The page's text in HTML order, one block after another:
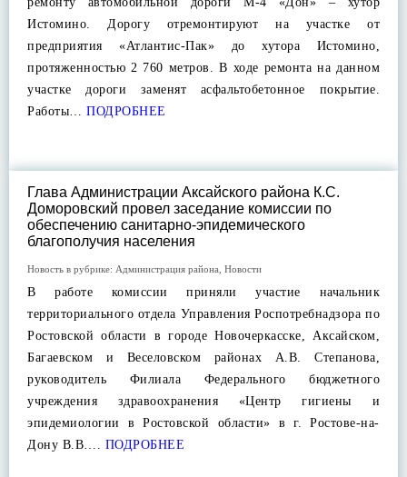
Истомино. Дорогу отремонтируют на участке от
предприятия «Атлантис-Пак» до хутора Истомино,
протяженностью 2 760 метров. В ходе ремонта на данном
участке дороги заменят асфальтобетонное покрытие.
Работы… ПОДРОБНЕЕ
Глава Администрации Аксайского района К.С.
Доморовский провел заседание комиссии по
обеспечению санитарно-эпидемического
благополучия населения
Новость в рубрике: Администрация района Новости
В работе комиссии приняли участие начальник
территориального отдела Управления Роспотребнадзора по
Ростовской области в городе Новочеркасске, Аксайском,
Багаевском и Веселовском районах А.В. Степанова,
руководитель Филиала Федерального бюджетного
учреждения здравоохранения «Центр гигиены и
эпидемиологии в Ростовской области» в г. Ростове-на-
Дону В.В…. ПОДРОБНЕЕ